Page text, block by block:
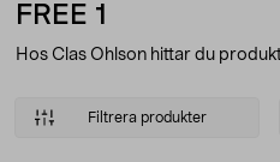
FREE 1
Hos Clas Ohlson hittar du
Filtrera produkter